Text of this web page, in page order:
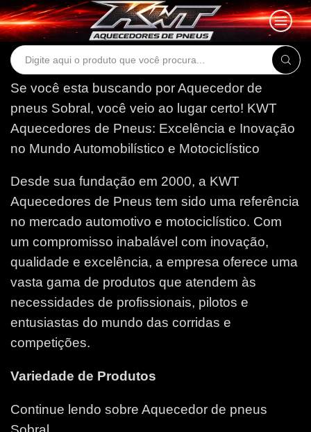
Search
Se você esta buscando por Aquecedor de
pneus Sobral, você veio ao lugar certo! KWT
Aquecedores de Pneus: Excelência e Inovação
no Mundo Automobilístico e Motociclístico
Desde sua fundação em 2000, a KWT
Aquecedores de Pneus tem sido uma referência
no mercado automotivo e motociclístico. Com
um compromisso inabalável com inovação,
qualidade e excelência, a empresa oferece uma
vasta gama de produtos que atendem às
necessidades de profissionais, pilotos e
entusiastas do mundo das corridas e
competições.
Variedade de Produtos
Continue lendo sobre Aquecedor de pneus